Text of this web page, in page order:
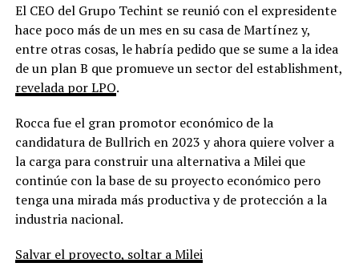
El CEO del Grupo Techint se reunió con el expresidente
hace poco más de un mes en su casa de Martínez y,
entre otras cosas, le habría pedido que se sume a la idea
de un plan B que promueve un sector del establishment,
revelada por LPO.
Rocca fue el gran promotor económico de la
candidatura de Bullrich en 2023 y ahora quiere volver a
la carga para construir una alternativa a Milei que
continúe con la base de su proyecto económico pero
tenga una mirada más productiva y de protección a la
industria nacional.
Salvar el proyecto, soltar a Milei